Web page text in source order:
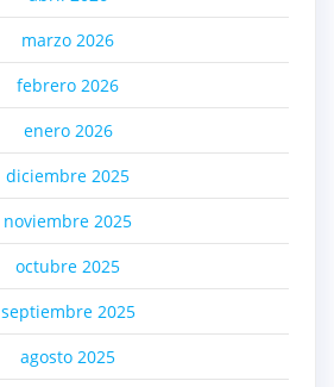
marzo 2026
febrero 2026
enero 2026
diciembre 2025
noviembre 2025
octubre 2025
septiembre 2025
agosto 2025